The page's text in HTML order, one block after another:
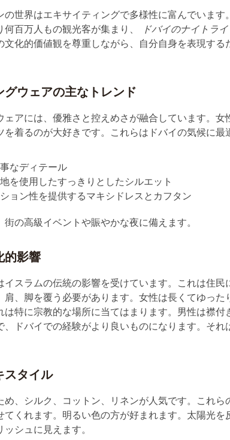
何百万人もの観光客が集まり、ドバイのナイトラ
文化的価値観を尊重しながら、自分自身を表現する
を着るのが大好きです。これらはドバイの気候に最
を使用したすっきりとしたシルエット
ョン性を提供するマキシドレスとカフタン
肩、脚を覆う必要があります。女性は長くてゆった
は特に宗教的な場所に当てはまります。男性は襟
、ドバイでの経験がより良いものになります。そ
てくれます。明るい色の方が好まれます。太陽光
ッシュに見えます。